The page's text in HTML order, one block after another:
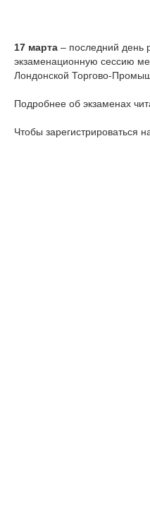
17 марта – последний день
экзаменационную сессию
Лондонской Торгово-
Подробнее об экзаменах
Чтобы зарегистрироваться